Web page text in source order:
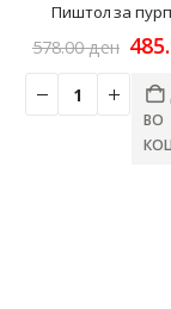
Пиштол за
578.00ден
ВО